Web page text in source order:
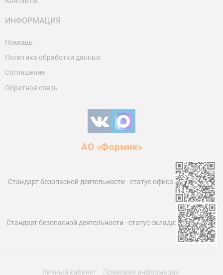
ИНФОРМАЦИЯ
Помощь
Политика обработки данных
Соглашение
Обратная связь
АО «Формик»
Стандарт безопасной деятельности ‑ статус офиса:
Стандарт безопасной деятельности ‑ статус склада:
Личный кабинет Правовая информация